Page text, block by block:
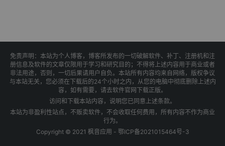
免责声明：本站为个人博客，博客所发布的一切破解软件、补丁、注册机和注
册信息及软件的文章仅限用于学习和研究目的；不得将上述内容用于商业或者
非法用途，否则，一切后果请用户自负。本站所有内容均来自网络，版权争议
与本站无关，您必须在下载后的24个小时之内，从您的电脑中彻底删除上述内
容，如有需要，请去软件官网下载正版。
访问和下载本站内容，说明您已同意上述条款。
本站为非盈利性站点，不贩卖软件，不会收取任何费用，所有内容不作为商业
行为。
Copyright © 2021 枫音应用 - 鄂ICP备2021015464号-3